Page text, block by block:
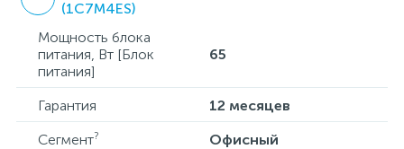
(1C7M4ES)
Мощность блока
питания, Вт [Блок
питания]
65
Гарантия
12 месяцев
Сегмент?
Офисный